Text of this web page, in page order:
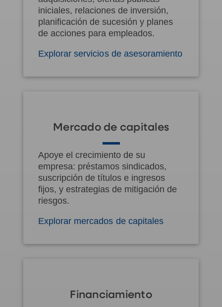
iniciales, relaciones de inversión,
planificación de sucesión y planes
de acciones para empleados.
Explorar servicios de asesoramiento
Mercado de capitales
Apoye el crecimiento de su
empresa: préstamos sindicados,
suscripción de títulos e ingresos
fijos, y estrategias de mitigación de
riesgos.
Explorar mercados de capitales
Financiamiento